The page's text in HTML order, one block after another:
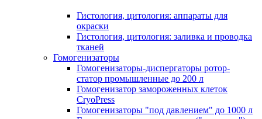
Гистология, цитология: аппараты для
окраски
Гистология, цитология: заливка и проводка
тканей
Гомогенизаторы
Гомогенизаторы-диспергаторы ротор-
статор промышленные до 200 л
Гомогенизатор замороженных клеток
CryoPress
Гомогенизаторы "под давлением" до 1000 л